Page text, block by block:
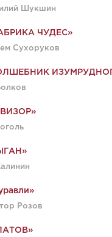
Шукшин
ЧУДЕС»
Сухоруков
Розов